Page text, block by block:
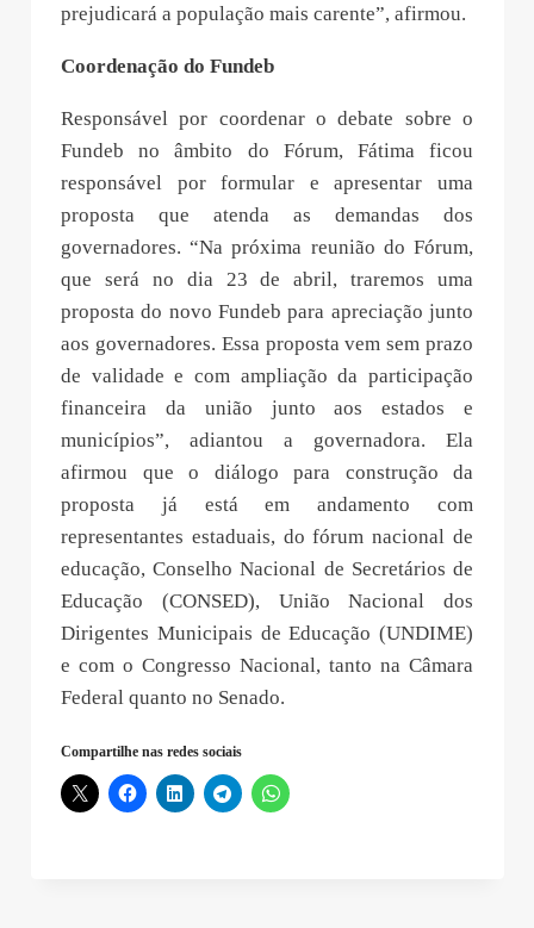
prejudicará a população mais carente”, afirmou.
Coordenação do Fundeb
Responsável por coordenar o debate sobre o
Fundeb no âmbito do Fórum, Fátima ficou
responsável por formular e apresentar uma
proposta que atenda as demandas dos
governadores. “Na próxima reunião do Fórum,
que será no dia 23 de abril, traremos uma
proposta do novo Fundeb para apreciação junto
aos governadores. Essa proposta vem sem prazo
de validade e com ampliação da participação
financeira da união junto aos estados e
municípios”, adiantou a governadora. Ela
afirmou que o diálogo para construção da
proposta já está em andamento com
representantes estaduais, do fórum nacional de
educação, Conselho Nacional de Secretários de
Educação (CONSED), União Nacional dos
Dirigentes Municipais de Educação (UNDIME)
e com o Congresso Nacional, tanto na Câmara
Federal quanto no Senado.
Compartilhe nas redes sociais